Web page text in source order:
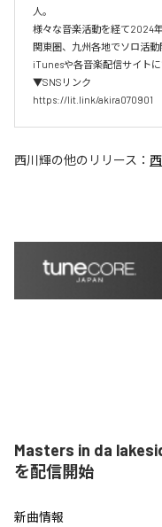
人。
様々な音楽活動を経て2024
関東圏、九州各地でソロ活動
iTunesや各音楽配信サイト
▼SNSリンク
https://lit.link/akira070901
西川輝の他のリリース：
Masters in da
を配信開始
新曲情報